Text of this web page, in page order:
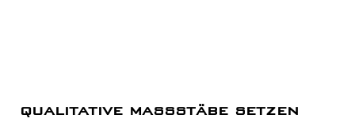
qualitative maßstäbe setzen